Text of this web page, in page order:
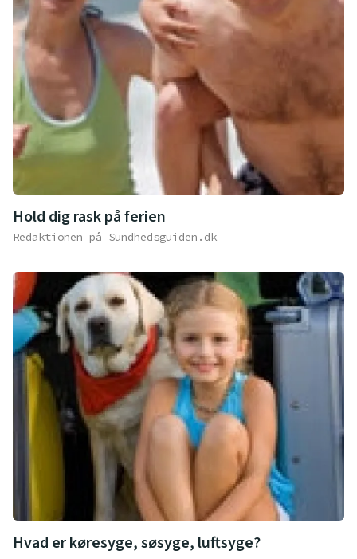
Hold dig rask på ferien
Redaktionen på Sundhedsguiden.dk
Hvad er køresyge, søsyge, luftsyge?